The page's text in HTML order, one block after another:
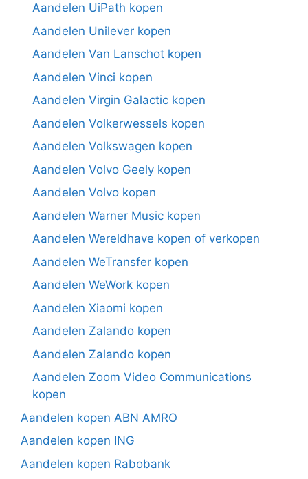
Aandelen UiPath kopen
Aandelen Unilever kopen
Aandelen Van Lanschot kopen
Aandelen Vinci kopen
Aandelen Virgin Galactic kopen
Aandelen Volkerwessels kopen
Aandelen Volkswagen kopen
Aandelen Volvo Geely kopen
Aandelen Volvo kopen
Aandelen Warner Music kopen
Aandelen Wereldhave kopen of verkopen
Aandelen WeTransfer kopen
Aandelen WeWork kopen
Aandelen Xiaomi kopen
Aandelen Zalando kopen
Aandelen Zalando kopen
Aandelen Zoom Video Communications
kopen
Aandelen kopen ABN AMRO
Aandelen kopen ING
Aandelen kopen Rabobank